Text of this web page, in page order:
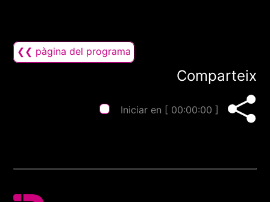
❮❮ pàgina del programa
Comparteix
Iniciar en [ 00:00:00 ]